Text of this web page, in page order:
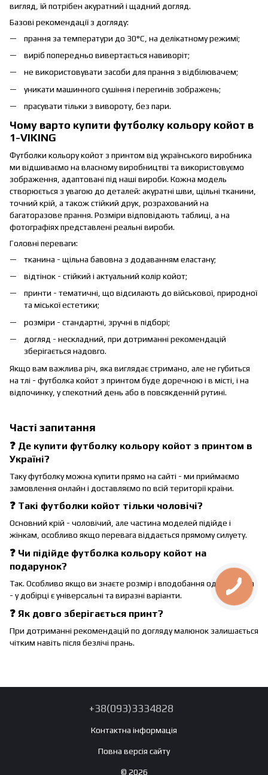
вигляд, їй потрібен акуратний і щадний догляд.
Базові рекомендації з догляду:
прання за температури до 30°C, на делікатному режимі;
виріб попередньо вивертається навиворіт;
не використовувати засоби для прання з відбілювачем;
уникати машинного сушіння і перегинів зображень;
прасувати тільки з вивороту, без пари.
Чому варто купити футболку кольору койот в
1-VIKING
Футболки кольору койот з принтом від українського виробника
ми відшиваємо на власному виробництві та використовуємо
зображення, адаптовані під наші вироби. Кожна модель
створюється з увагою до деталей: акуратні шви, щільні тканини,
точний крій, а також стійкий друк, розрахований на
багаторазове прання. Розміри відповідають таблиці, а на
фотографіях представлені реальні вироби.
Головні переваги:
тканина - щільна бавовна з додаванням еластану;
відтінок - стійкий і актуальний колір койот;
принти - тематичні, що відсилають до військової, природної
та міської естетики;
розміри - стандартні, зручні в підборі;
догляд - нескладний, при дотриманні рекомендацій
зберігається надовго.
Якщо вам важлива річ, яка виглядає стримано, але не губиться
на тлі - футболка койот з принтом буде доречною і в місті, і на
відпочинку, у спекотний день або в повсякденній рутині.
Часті запитання
❓ Де купити футболку кольору койот з принтом в
Україні?
Таку футболку можна купити прямо на сайті - ми приймаємо
замовлення онлайн і доставляємо по всій території країни.
❓ Такі футболки койот тільки чоловічі?
Основний крій - чоловічий, але частина моделей підійде і
жінкам, особливо якщо перевага віддається прямому силуету.
❓ Чи підійде футболка кольору койот на
подарунок?
Так. Особливо якщо ви знаєте розмір і вподобання одержувача
- у добірці є універсальні та виразні варіанти.
❓ Як довго зберігається принт?
При дотриманні рекомендацій по догляду малюнок залишається
чітким навіть після безлічі прань.
+38(093)3334828
Контактна інформація
Повна версія сайту
© 2026